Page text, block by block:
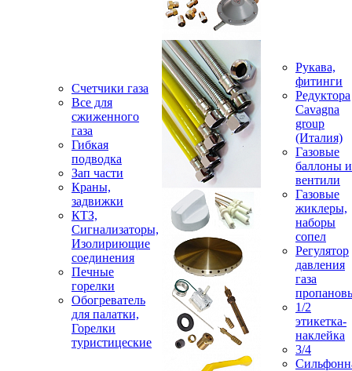
Счетчики газа
Все для
сжиженного
газа
Гибкая
подводка
Зап части
Краны,
задвижки
КТЗ,
Сигнализаторы,
Изолириющие
соединения
Печные
горелки
Обогреватель
для палатки,
Горелки
туристицеские
Рукава,
фитинги
Редуктора
Cavagna
group
(Италия)
Газовые
баллоны и
вентили
Газовые
жиклеры,
наборы
сопел
Регулятор
давления
газа
1/2
этикетка-
наклейка
3/4